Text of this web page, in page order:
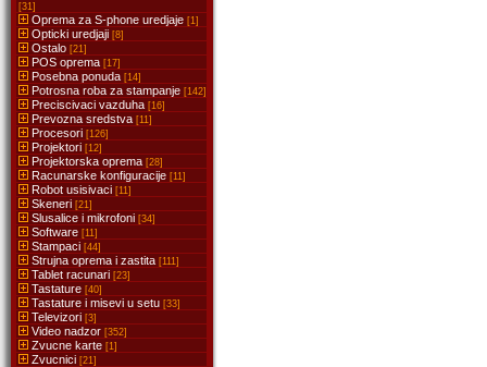
[31]
Oprema za S-phone uredjaje [1]
Opticki uredjaji [8]
Ostalo [21]
POS oprema [17]
Posebna ponuda [14]
Potrosna roba za stampanje [142]
Preciscivaci vazduha [16]
Prevozna sredstva [11]
Procesori [126]
Projektori [12]
Projektorska oprema [28]
Racunarske konfiguracije [11]
Robot usisivaci [11]
Skeneri [21]
Slusalice i mikrofoni [34]
Software [11]
Stampaci [44]
Strujna oprema i zastita [111]
Tablet racunari [23]
Tastature [40]
Tastature i misevi u setu [33]
Televizori [3]
Video nadzor [352]
Zvucne karte [1]
Zvucnici [21]